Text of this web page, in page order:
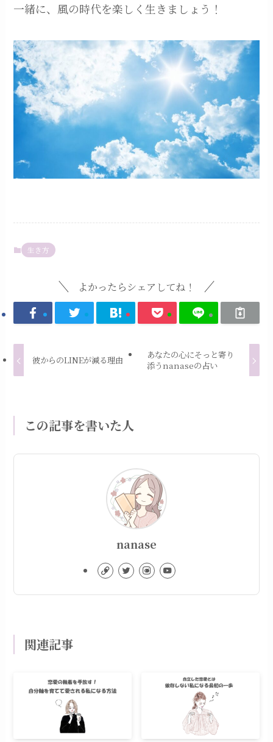
一緒に、風の時代を楽しく生きましょう！
生き方
よかったらシェアしてね！
彼からのLINEが減る理由
あなたの心にそっと寄り
添うnanaseの占い
この記事を書いた人
nanase
関連記事